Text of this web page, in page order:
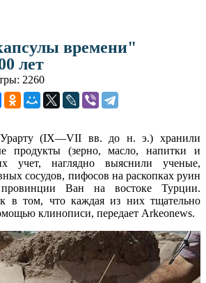
времени"
лет
2260
Урарту (IX—VII вв. до н. э.) хранили
продукты (зерно, масло, напитки и
учет, наглядно выяснили ученые,
сосудов, пифосов на раскопках руин
Ван на востоке Турции.
в том, что каждая из них тщательно
клинописи, передает Arkeonews.